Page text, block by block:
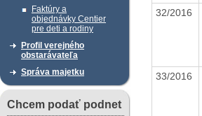
Faktúry a
objednávky Centier
pre deti a rodiny
Profil verejného
obstarávateľa
Správa majetku
Chcem podať podnet
32/2016
33/2016